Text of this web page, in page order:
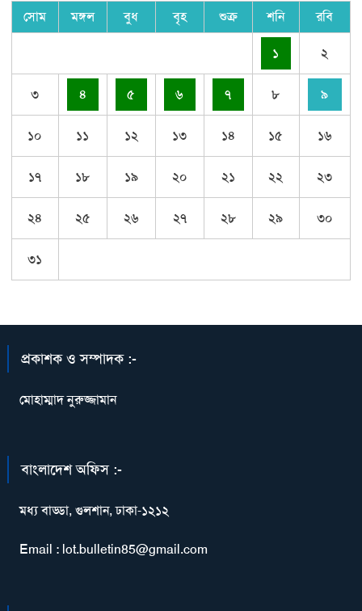
সোম মঙ্গল বুধ বৃহ শুক্র শনি রবি
১ ২
৩ ৪ ৫ ৬ ৭ ৮ ৯
১০ ১১ ১২ ১৩ ১৪ ১৫ ১৬
১৭ ১৮ ১৯ ২০ ২১ ২২ ২৩
২৪ ২৫ ২৬ ২৭ ২৮ ২৯ ৩০
৩১
প্রকাশক ও সম্পাদক :-
মোহাম্মাদ নুরুজ্জামান
বাংলাদেশ অফিস :-
মধ্য বাড্ডা, গুলশান, ঢাকা-১২১২
Email : lot.bulletin85@gmail.com